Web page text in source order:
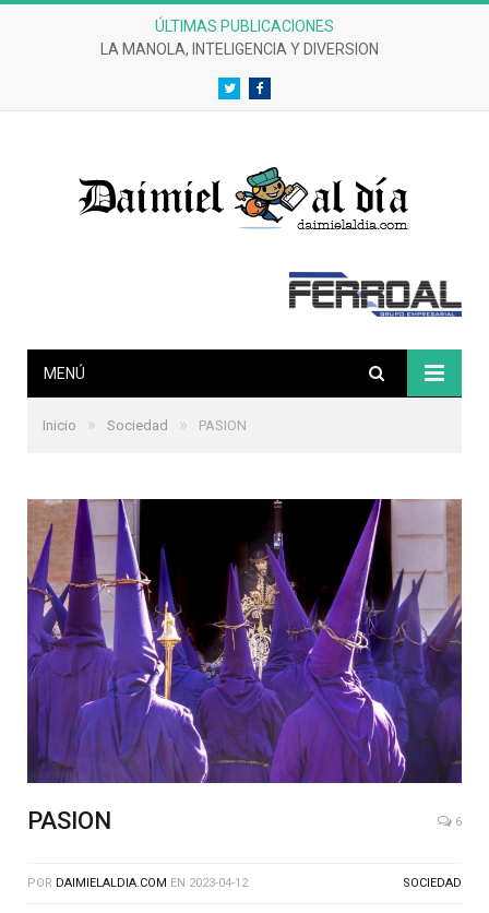
ÚLTIMAS PUBLICACIONES
CRÓNICAS DE UN DESASTRE EFERVESCENTE
TwitterFacebook
MENÚ
Inicio » Sociedad » PASION
PASION 6
POR DAIMIELALDIA.COM EN 2023-04-12 SOCIEDAD